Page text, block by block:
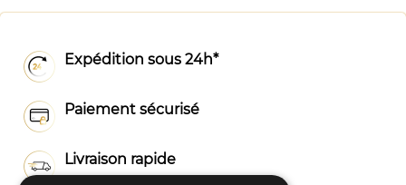
Expédition sous 24h*
Paiement sécurisé
Livraison rapide